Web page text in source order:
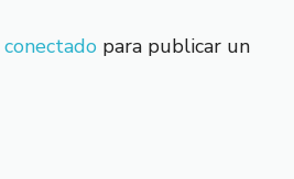
conectado para publicar un